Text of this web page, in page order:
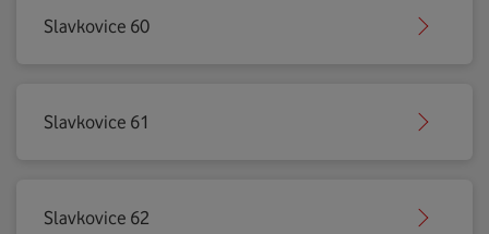
Slavkovice 60
Slavkovice 61
Slavkovice 62